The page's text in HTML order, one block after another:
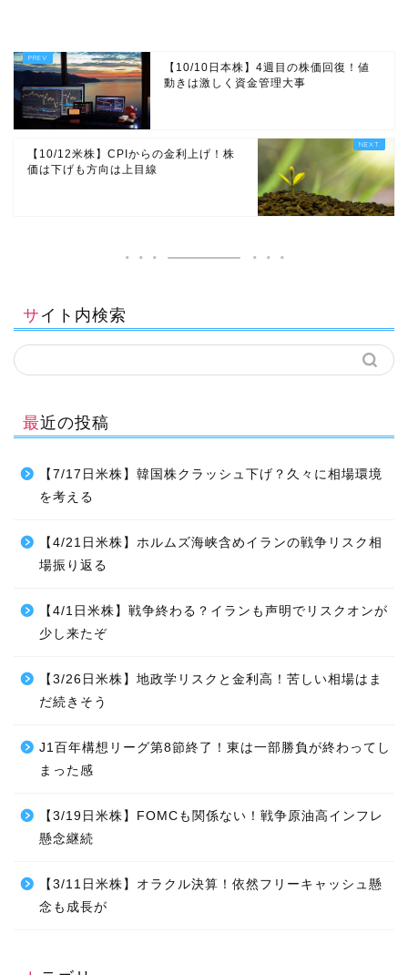
【10/10日本株】4週目の株価回復！値
動きは激しく資金管理大事
【10/12米株】CPIからの金利上げ！株
価は下げも方向は上目線
サイト内検索
最近の投稿
【7/17日米株】韓国株クラッシュ下げ？久々に相場環境
を考える
【4/21日米株】ホルムズ海峡含めイランの戦争リスク相
場振り返る
【4/1日米株】戦争終わる？イランも声明でリスクオンが
少し来たぞ
【3/26日米株】地政学リスクと金利高！苦しい相場はま
だ続きそう
J1百年構想リーグ第8節終了！東は一部勝負が終わってし
まった感
【3/19日米株】FOMCも関係ない！戦争原油高インフレ
懸念継続
【3/11日米株】オラクル決算！依然フリーキャッシュ懸
念も成長が